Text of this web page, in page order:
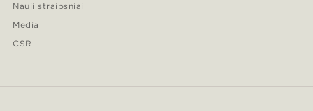
Nauji straipsniai
Media
CSR